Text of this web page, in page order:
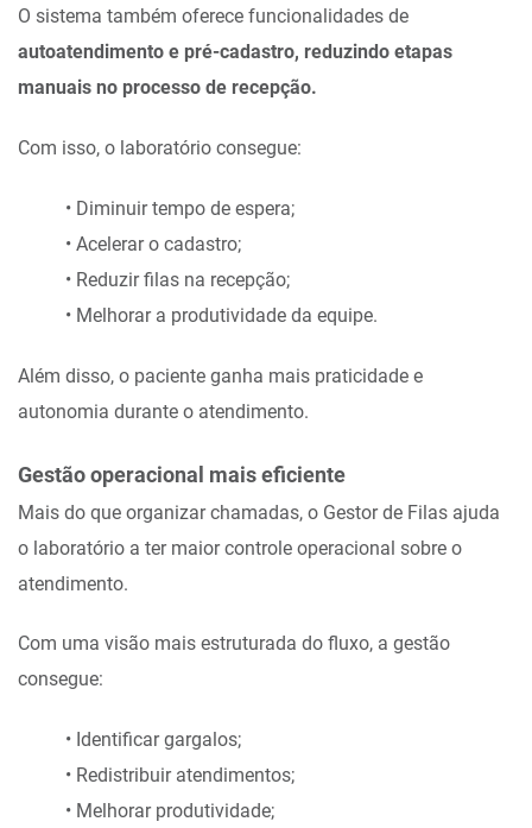
O sistema também oferece funcionalidades de
autoatendimento e pré-cadastro, reduzindo etapas
manuais no processo de recepção.
Com isso, o laboratório consegue:
• Diminuir tempo de espera;
• Acelerar o cadastro;
• Reduzir filas na recepção;
• Melhorar a produtividade da equipe.
Além disso, o paciente ganha mais praticidade e
autonomia durante o atendimento.
Gestão operacional mais eficiente
Mais do que organizar chamadas, o Gestor de Filas ajuda
o laboratório a ter maior controle operacional sobre o
atendimento.
Com uma visão mais estruturada do fluxo, a gestão
consegue:
• Identificar gargalos;
• Redistribuir atendimentos;
• Melhorar produtividade;